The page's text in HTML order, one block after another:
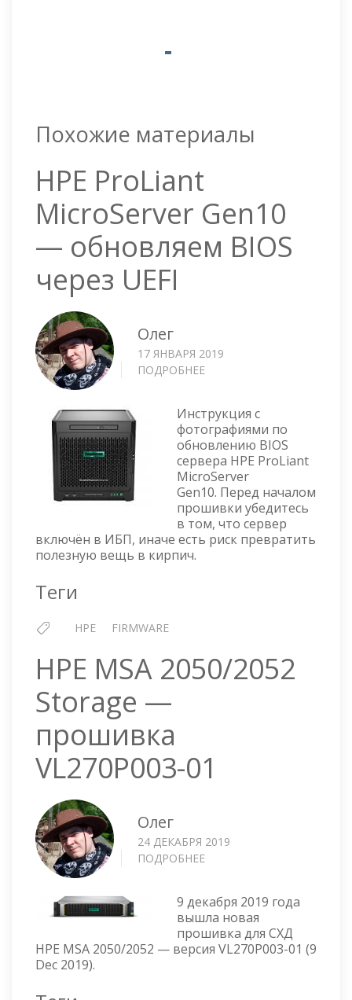
Похожие материалы
HPE ProLiant
MicroServer Gen10
— обновляем BIOS
через UEFI
Олег
17 ЯНВАРЯ 2019
ПОДРОБНЕЕ
MICROSERVER
GEN10
—
ОБНОВЛЯЕМ
BIOS
ЧЕРЕЗ
UEFI
Инструкция с
фотографиями по
обновлению BIOS
сервера HPE ProLiant
MicroServer
Gen10. Перед началом
прошивки убедитесь
в том, что сервер
включён в ИБП, иначе есть риск превратить
полезную вещь в кирпич.
Теги
HPE FIRMWARE
HPE MSA 2050/2052
Storage —
прошивка
VL270P003-01
Олег
24 ДЕКАБРЯ 2019
ПОДРОБНЕЕ
2050/2052
STORAGE
—
ПРОШИВКА
9 декабря 2019 года
вышла новая
прошивка для СХД
HPE MSA 2050/2052 — версия VL270P003-01 (9
Dec 2019).